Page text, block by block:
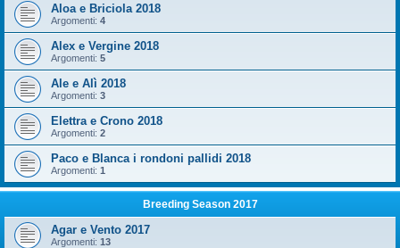
Aloa e Briciola 2018
Argomenti: 4
Alex e Vergine 2018
Argomenti: 5
Ale e Alì 2018
Argomenti: 3
Elettra e Crono 2018
Argomenti: 2
Paco e Blanca i rondoni pallidi 2018
Argomenti: 1
Breeding Season 2017
Agar e Vento 2017
Argomenti: 13